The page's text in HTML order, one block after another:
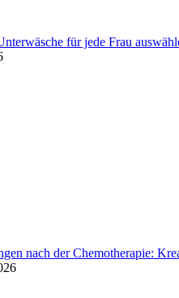
für jede Frau
nach der Chemotherapie: